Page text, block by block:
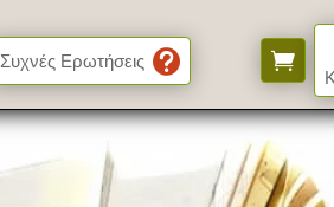

Συχνές Ερωτήσεις 